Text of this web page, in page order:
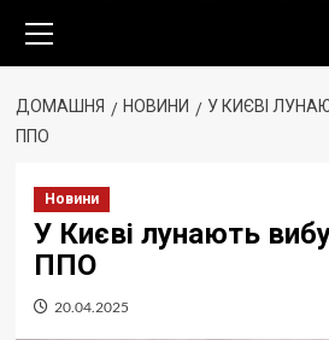
меню
ДОМАШНЯ НОВИНИ
У КИЄВІ
ППО
Новини
У Києві лунають
ППО
20.04.2025